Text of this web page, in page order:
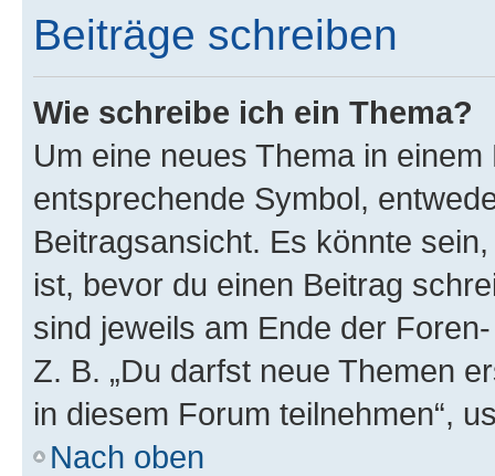
Beiträge schreiben
Wie schreibe ich ein Thema?
Um eine neues Thema in
entsprechende Symbol,
Beitragsansicht. Es könnte
ist, bevor du einen Beitrag
sind jeweils am Ende der
Z. B. „Du darfst neue Themen
in diesem Forum teilnehmen“,
Nach oben